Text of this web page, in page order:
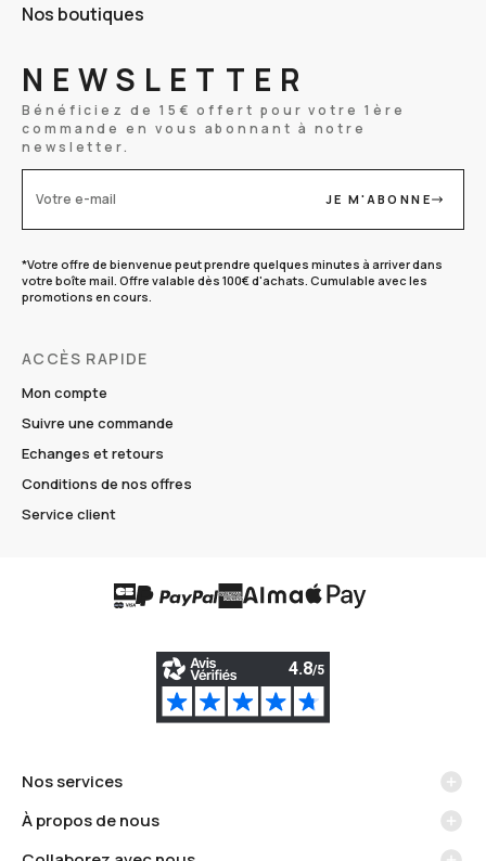
Nos boutiques
ACCÈS RAPIDE
Mon compte
Suivre une commande
Echanges et retours
Conditions de nos offres
Service client
NEWSLETTER
Bénéficiez de 15€ offert pour votre 1ère
commande en vous abonnant à notre
newsletter.
Votre e-mail JE M'ABONNE
*Votre offre de bienvenue peut prendre quelques minutes à arriver dans
votre boîte mail. Offre valable dès 100€ d'achats. Cumulable avec les
promotions en cours.
Nos services
Méthodes de livraison
À propos de nous
La marque Carré Blanc